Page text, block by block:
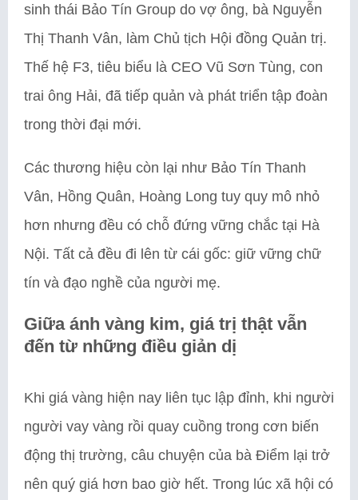
sinh thái Bảo Tín Group do vợ ông, bà Nguyễn
Thị Thanh Vân, làm Chủ tịch Hội đồng Quản trị.
Thế hệ F3, tiêu biểu là CEO Vũ Sơn Tùng, con
trai ông Hải, đã tiếp quản và phát triển tập đoàn
trong thời đại mới.
Các thương hiệu còn lại như Bảo Tín Thanh
Vân, Hồng Quân, Hoàng Long tuy quy mô nhỏ
hơn nhưng đều có chỗ đứng vững chắc tại Hà
Nội. Tất cả đều đi lên từ cái gốc: giữ vững chữ
tín và đạo nghề của người mẹ.
Giữa ánh vàng kim, giá trị thật vẫn
đến từ những điều giản dị
Khi giá vàng hiện nay liên tục lập đỉnh, khi người
người vay vàng rồi quay cuồng trong cơn biến
động thị trường, câu chuyện của bà Điểm lại trở
nên quý giá hơn bao giờ hết. Trong lúc xã hội có